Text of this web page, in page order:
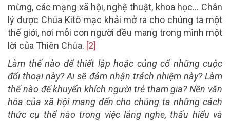
mừng, các mạng xã hội, nghệ thuật, khoa học… Chân
lý được Chúa Kitô mạc khải mở ra cho chúng ta một
thế giới, nơi mỗi con người đều mang trong mình một
lời của Thiên Chúa. [2]
Làm thế nào để thiết lập hoặc củng cố những cuộc
đối thoại này? Ai sẽ đảm nhận trách nhiệm này? Làm
thế nào để khuyến khích người trẻ tham gia? Nền văn
hóa của xã hội mang đến cho chúng ta những cách
thức cụ thể nào trong việc lắng nghe, thấu hiểu và